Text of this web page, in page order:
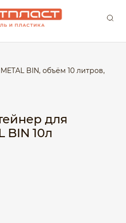
BIN, объём 10 литров,
для
BIN 10л